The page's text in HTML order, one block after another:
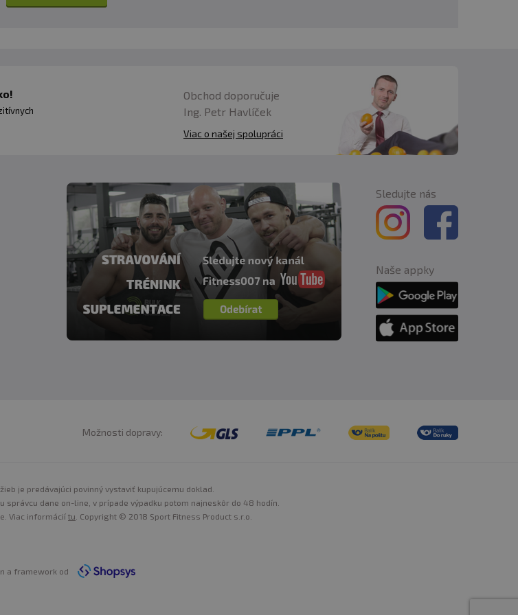
Obchod doporučuje
Ing. Petr Havlíček
Viac o našej spolupráci
Sledujte nás
Naše appky
Možnosti dopravy:
je predávajúci povinný vystaviť kupujúcemu doklad.
správcu dane on-line, v prípade výpadku potom najneskôr do 48 hodín.
Viac informácií tu . Copyright © 2018 Sport Fitness Product s.r.o.
a framework od